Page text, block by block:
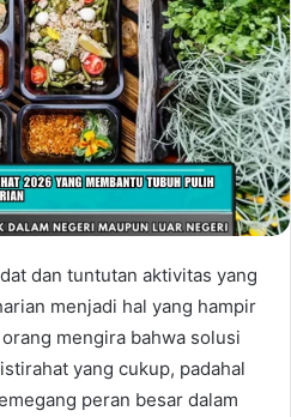
dan tuntutan aktivitas yang
menjadi hal yang hampir
mengira bahwa solusi
yang cukup, padahal
peran besar dalam